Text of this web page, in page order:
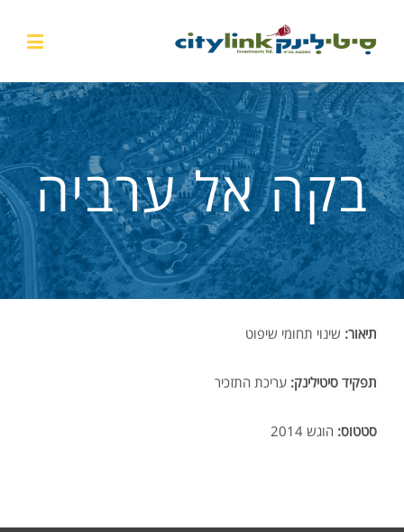
בקה אל ערביה
תיאור: שינוי תחומי שיפוט
תפקיד סיטילינק: עריכת התזכיר
סטטוס: הוגש 2014